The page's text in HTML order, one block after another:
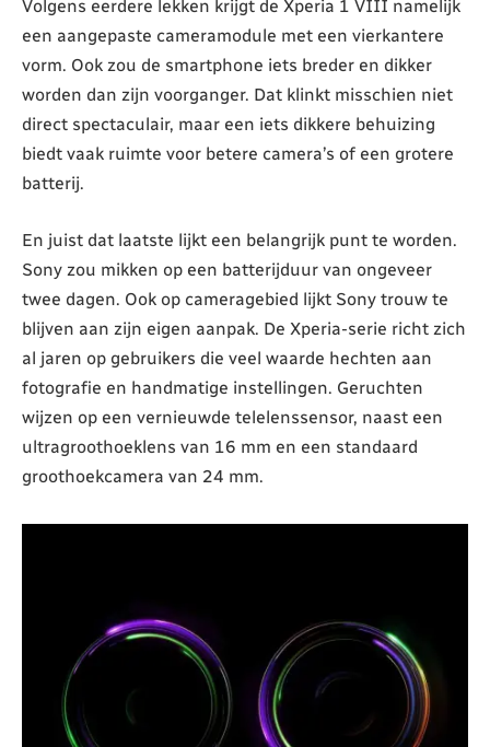
Volgens eerdere lekken krijgt de Xperia 1 VIII namelijk
een aangepaste cameramodule met een vierkantere
vorm. Ook zou de smartphone iets breder en dikker
worden dan zijn voorganger. Dat klinkt misschien niet
direct spectaculair, maar een iets dikkere behuizing
biedt vaak ruimte voor betere camera’s of een grotere
batterij.
En juist dat laatste lijkt een belangrijk punt te worden.
Sony zou mikken op een batterijduur van ongeveer
twee dagen. Ook op cameragebied lijkt Sony trouw te
blijven aan zijn eigen aanpak. De Xperia-serie richt zich
al jaren op gebruikers die veel waarde hechten aan
fotografie en handmatige instellingen. Geruchten
wijzen op een vernieuwde telelenssensor, naast een
ultragroothoeklens van 16 mm en een standaard
groothoekcamera van 24 mm.